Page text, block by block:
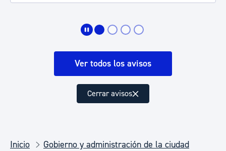
Ver todos los avisos
Cerrar avisos
Inicio
Gobierno y administración de la ciudad